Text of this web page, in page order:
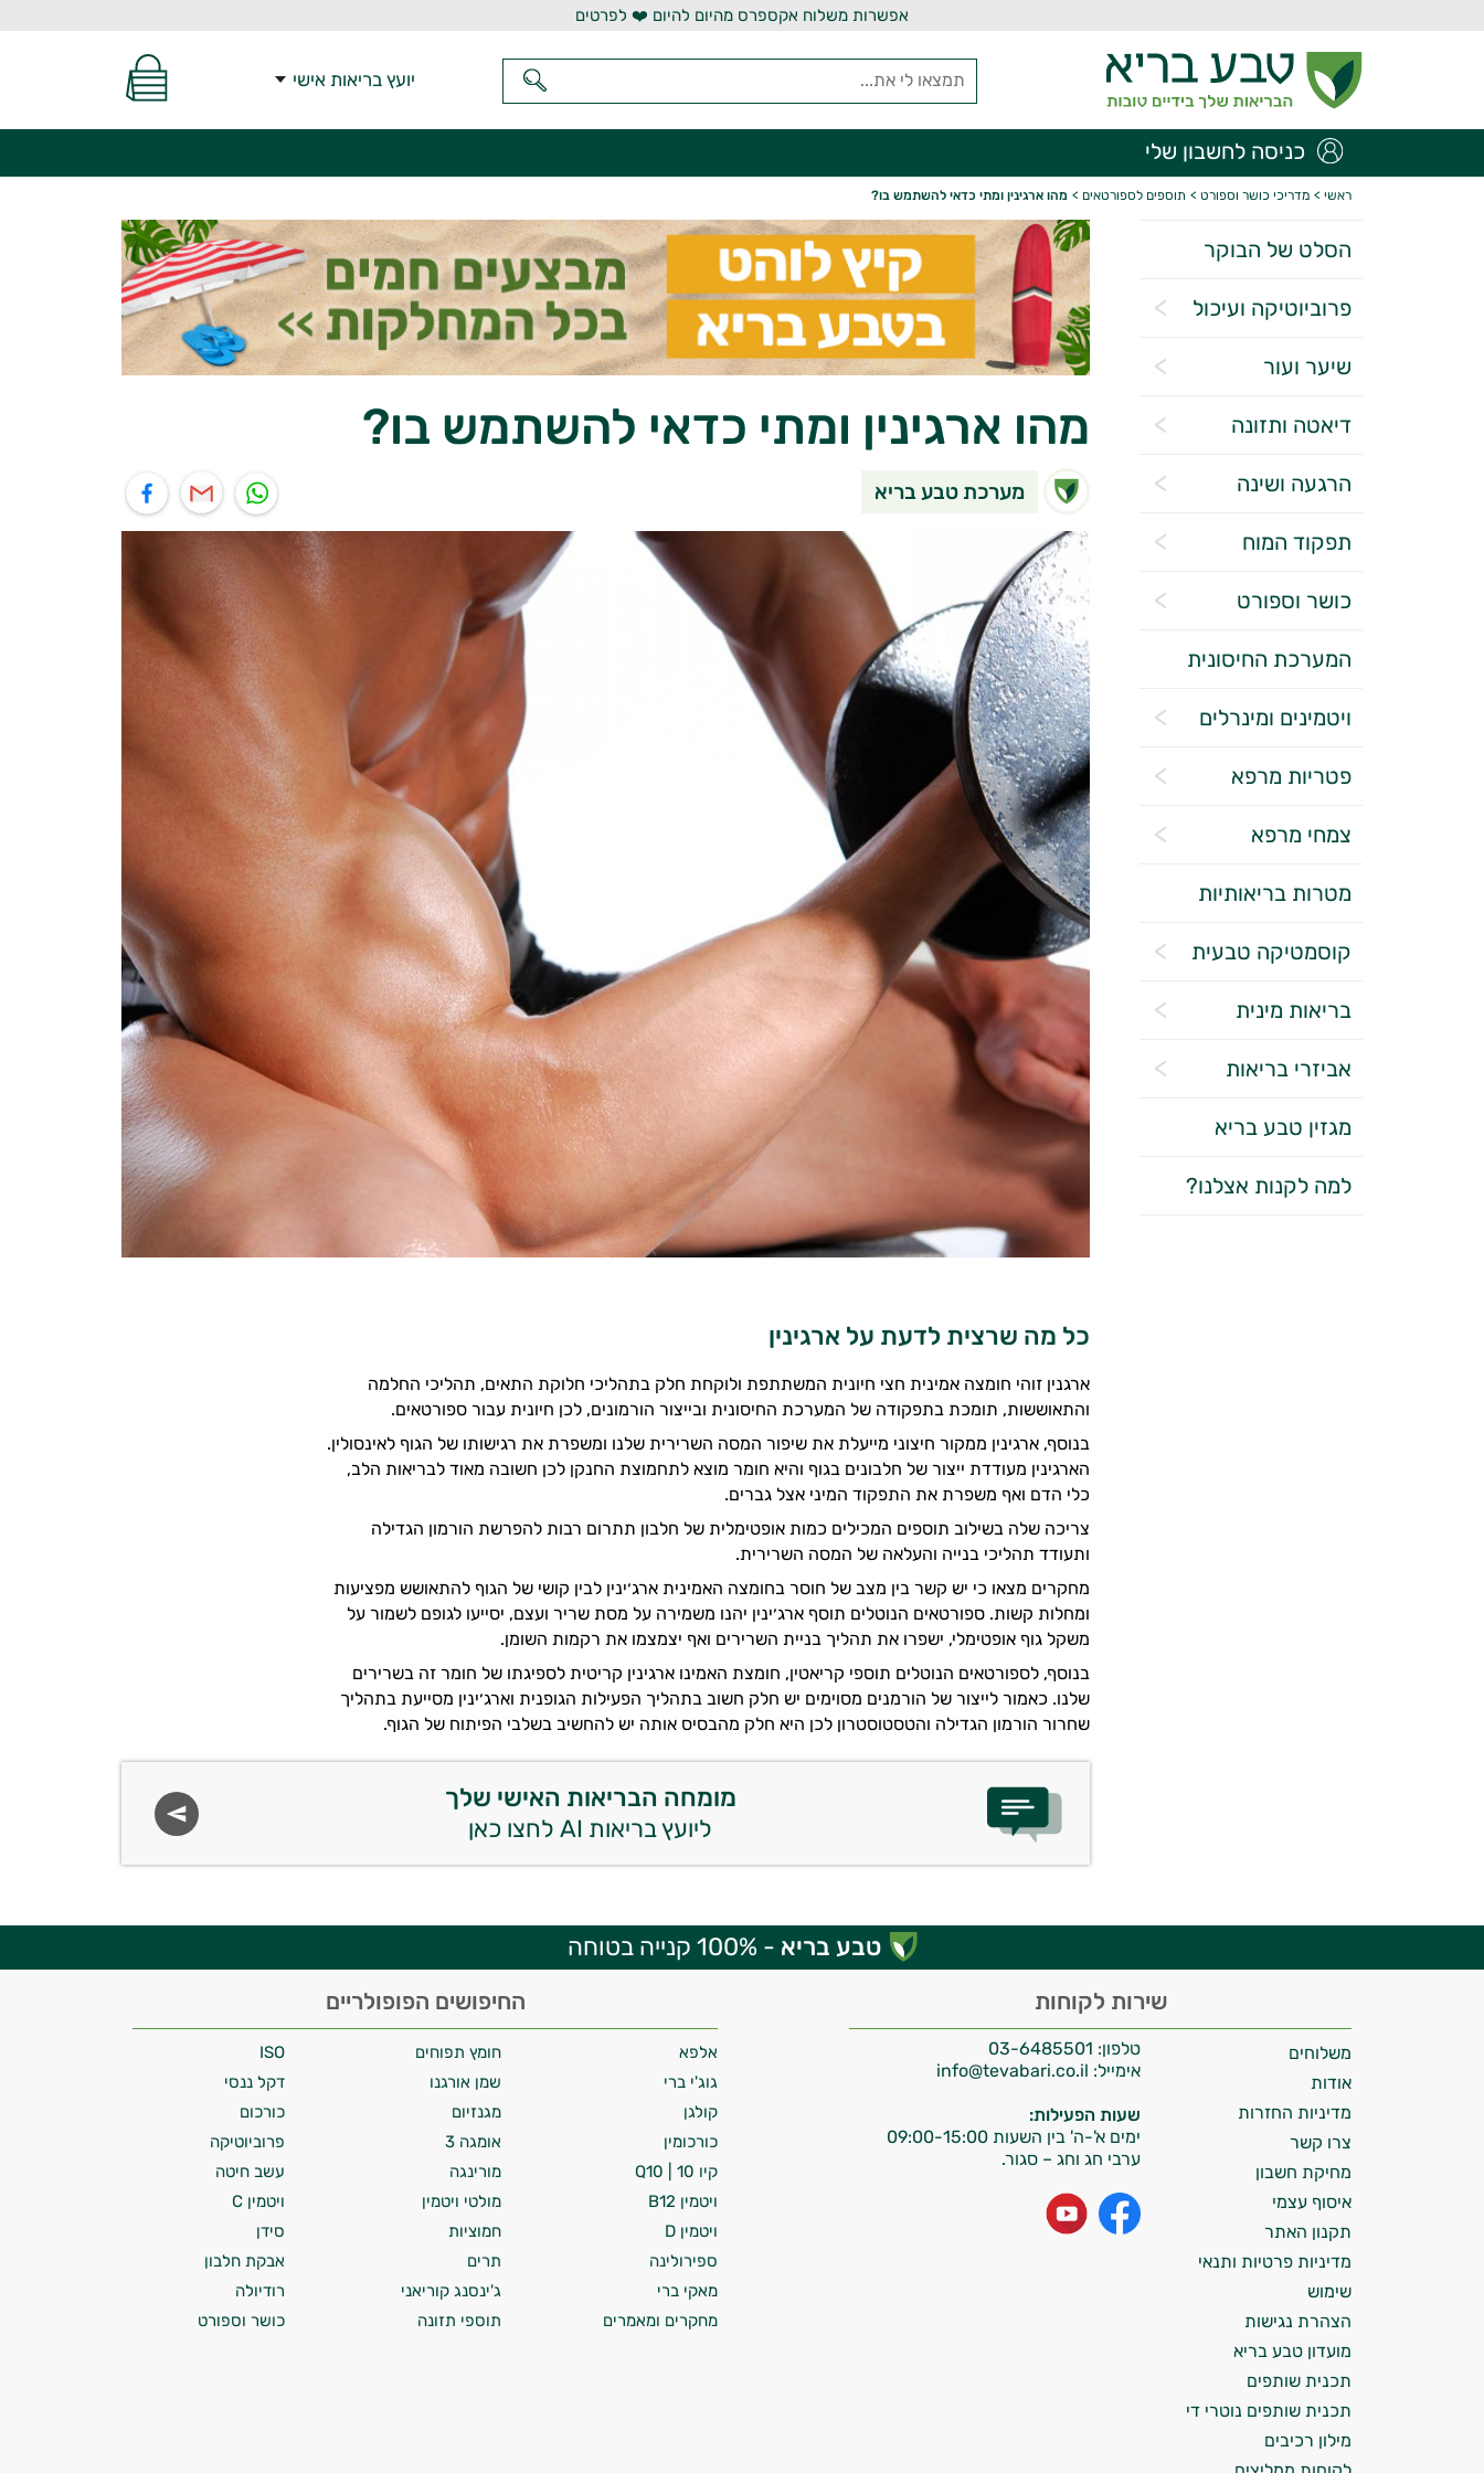
אפשרות משלוח אקספרס מהיום להיום ❤️ לפרטים
יועץ בריאות אישי
כניסה לחשבון שלי
ראשי > מדריכי כושר וספורט > תוספים לספורטאים > מהו ארגינין ומתי כדאי להשתמש בו?
הסלט של הבוקר
פרוביוטיקה ועיכול
שיער ועור
דיאטה ותזונה
הרגעה ושינה
תפקוד המוח
כושר וספורט
המערכת החיסונית
ויטמינים ומינרלים
פטריות מרפא
צמחי מרפא
מטרות בריאותיות
קוסמטיקה טבעית
בריאות מינית
אביזרי בריאות
מגזין טבע בריא
למה לקנות אצלנו?
מהו ארגינין ומתי כדאי להשתמש בו?
מערכת טבע בריא
כל מה שרצית לדעת על ארגינין
ארגנין זוהי חומצה אמינית חצי חיונית המשתתפת ולוקחת חלק בתהליכי חלוקת התאים, תהליכי החלמה
והתאוששות, תומכת בתפקודה של המערכת החיסונית ובייצור הורמונים, לכן חיונית עבור ספורטאים.
בנוסף, ארגינין ממקור חיצוני מייעלת את שיפור המסה השרירית שלנו ומשפרת את רגישותו של הגוף לאינסולין.
הארגינין מעודדת ייצור של חלבונים בגוף והיא חומר מוצא לתחמוצת החנקן לכן חשובה מאוד לבריאות הלב,
כלי הדם ואף משפרת את התפקוד המיני אצל גברים.
צריכה שלה בשילוב תוספים המכילים כמות אופטימלית של חלבון תתרום רבות להפרשת הורמון הגדילה
ותעודד תהליכי בנייה והעלאה של המסה השרירית.
מחקרים מצאו כי יש קשר בין מצב של חוסר בחומצה האמינית ארג׳ינין לבין קושי של הגוף להתאושש מפציעות
ומחלות קשות. ספורטאים הנוטלים תוסף ארג׳ינין יהנו משמירה על מסת שריר ועצם, יסייעו לגופם לשמור על
משקל גוף אופטימלי, ישפרו את תהליך בניית השרירים ואף יצמצמו את רקמות השומן.
בנוסף, לספורטאים הנוטלים תוספי קריאטין, חומצת האמינו ארגינין קריטית לספיגתו של חומר זה בשרירים
שלנו. כאמור לייצור של הורמנים מסוימים יש חלק חשוב בתהליך הפעילות הגופנית וארג׳ינין מסייעת בתהליך
שחרור הורמון הגדילה והטסטוסטרון לכן היא חלק מהבסיס אותה יש להחשיב בשלבי הפיתוח של הגוף.
מומחה הבריאות האישי שלך
ליועץ בריאות AI לחצו כאן
טבע בריא - 100% קנייה בטוחה
שירות לקוחות
טלפון: 03-6485501
אימייל:
שעות הפעילות:
ימים א'-ה' בין השעות 09:00-15:00
ערבי חג וחג – סגור.
משלוחים
אודות
מדיניות החזרות
צרו קשר
מחיקת חשבון
איסוף עצמי
תקנון האתר
מדיניות פרטיות ותנאי
שימוש
הצהרת נגישות
מועדון טבע בריא
תכנית שותפים
תכנית שותפים נוטרי די
מילון רכיבים
החיפושים הפופולריים
אלפא חומץ תפוחים
ISO
גוג'י ברי
שמן אורגנו
דקל ננסי
קולגן
מגנזיום
כורכום
כורכומין
אומגה 3
פרוביוטיקה
קיו 10 | Q10
מורינגה
עשב חיטה
ויטמין B12
מולטי ויטמין
ויטמין C
ויטמין D
חמוציות
סידן
ספירולינה
תרים
אבקת חלבון
מאקי ברי
ג'ינסנג קוריאני
רודיולה
מחקרים ומאמרים
תוספי תזונה כושר וספורט
התשובות שלי מבוססות על מאגרי מידע קליניים
וספרות מקצועית בתחומי הרפואה הטבעית
ותזונת הספורט.
אני כאן כדי לעזור לך להתאים את תוספי
התזונה ומוצרי הבריאות המדויקים למטרות
ולמצב הגופני שלך, ולהסביר לך אילו רכיבים
עובדים יחד כדי למקסם תוצאות גם בחיי היום
המטרה שלי היא להתאים עבורך המלצות
אישיות מבוססות מדעית.
זה הזמן להתחיל. איך אוכל לעזור?